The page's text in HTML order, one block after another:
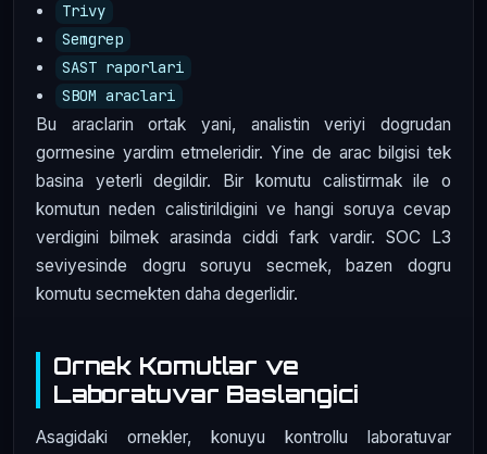
Trivy
Semgrep
SAST raporlari
SBOM araclari
Bu araclarin ortak yani, analistin veriyi dogrudan
gormesine yardim etmeleridir. Yine de arac bilgisi tek
basina yeterli degildir. Bir komutu calistirmak ile o
komutun neden calistirildigini ve hangi soruya cevap
verdigini bilmek arasinda ciddi fark vardir. SOC L3
seviyesinde dogru soruyu secmek, bazen dogru
komutu secmekten daha degerlidir.
Ornek Komutlar ve
Laboratuvar Baslangici
Asagidaki ornekler, konuyu kontrollu laboratuvar